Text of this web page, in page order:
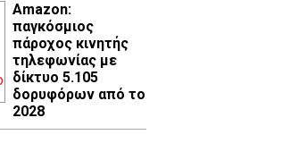
Amazon:
παγκόσμιος
πάροχος κινητής
τηλεφωνίας με
δίκτυο 5.105
δορυφόρων από το
2028